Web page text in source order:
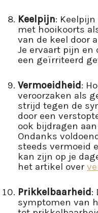
Keelpijn:
met hooikoorts
van de keel door
Je ervaart pijn
een geïrriteerd
Vermoeidheid:
veroorzaken als
strijd tegen de
door een
ook bijdragen
Ondanks
steeds vermoeid
kan zijn op je
het artikel over
Prikkelbaarheid:
symptomen van